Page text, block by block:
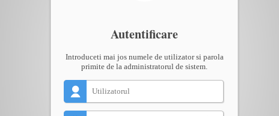
Autentificare
Introduceti mai jos numele de utilizator si parola
primite de la administratorul de sistem.